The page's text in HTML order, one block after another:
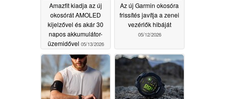
Amazfit kiadja az új
okosórát AMOLED
kijelzővel és akár 30
napos akkumulátor-
üzemidővel 05/13/2026
Az új Garmin okosóra
frissítés javítja a zenei
vezérlők hibáját
05/12/2026